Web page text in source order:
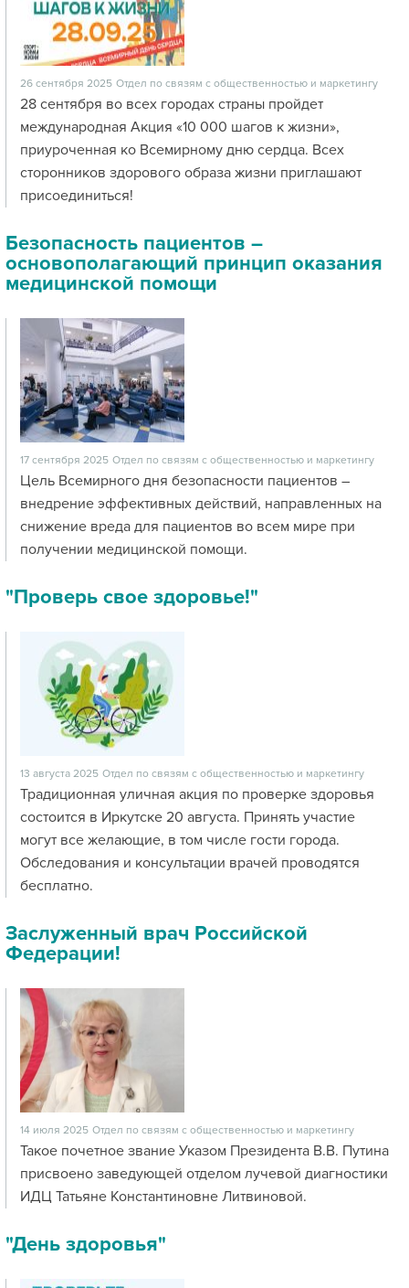
26 сентября 2025 Отдел по связям с общественностью и маркетингу
28 сентября во всех городах страны пройдет
международная Акция «10 000 шагов к жизни»,
приуроченная ко Всемирному дню сердца. Всех
сторонников здорового образа жизни приглашают
присоединиться!
Безопасность пациентов –
основополагающий принцип оказания
медицинской помощи
17 сентября 2025 Отдел по связям с общественностью и маркетингу
Цель Всемирного дня безопасности пациентов –
внедрение эффективных действий, направленных на
снижение вреда для пациентов во всем мире при
получении медицинской помощи.
"Проверь свое здоровье!"
13 августа 2025 Отдел по связям с общественностью и маркетингу
Традиционная уличная акция по проверке здоровья
состоится в Иркутске 20 августа. Принять участие
могут все желающие, в том числе гости города.
Обследования и консультации врачей проводятся
бесплатно.
Заслуженный врач Российской
Федерации!
14 июля 2025 Отдел по связям с общественностью и маркетингу
Такое почетное звание Указом Президента В.В. Путина
присвоено заведующей отделом лучевой диагностики
ИДЦ Татьяне Константиновне Литвиновой.
"День здоровья"